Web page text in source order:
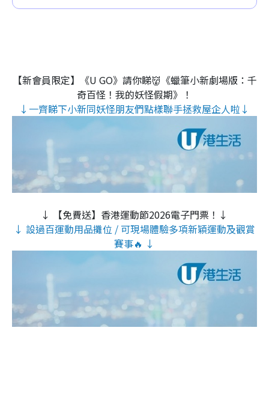
【新會員限定】《U GO》請你睇👹《蠟筆小新劇場版：千
奇百怪！我的妖怪假期》！
↓一齊睇下小新同妖怪朋友們點樣聯手拯救屋企人啦↓
↓ 【免費送】香港運動節2026電子門票！↓
↓ 設過百運動用品攤位 / 可現場體驗多項新穎運動及觀賞
賽事🔥 ↓